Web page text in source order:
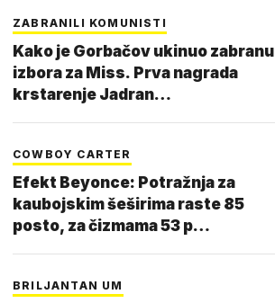
ZABRANILI KOMUNISTI
Kako je Gorbačov ukinuo zabranu
izbora za Miss. Prva nagrada
krstarenje Jadran…
COWBOY CARTER
Efekt Beyonce: Potražnja za
kaubojskim šeširima raste 85
posto, za čizmama 53 p…
BRILJANTAN UM